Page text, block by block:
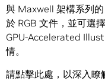
與 Maxwell 架構系列
於 RGB 文件，並可選
GPU-Accelerated
情。
請點擊此處，以深入瞭